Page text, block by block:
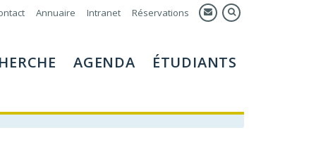
Annuaire Intranet Réservations
AGENDA ÉTUDIANTS